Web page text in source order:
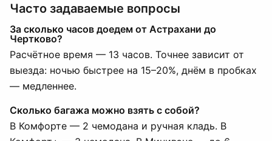
Часто задаваемые вопросы
За сколько часов доедем от Астрахани до
Чертково?
Расчётное время — 13 часов. Точнее зависит от
выезда: ночью быстрее на 15–20%, днём в пробках
— медленнее.
Сколько багажа можно взять с собой?
В Комфорте — 2 чемодана и ручная кладь. В